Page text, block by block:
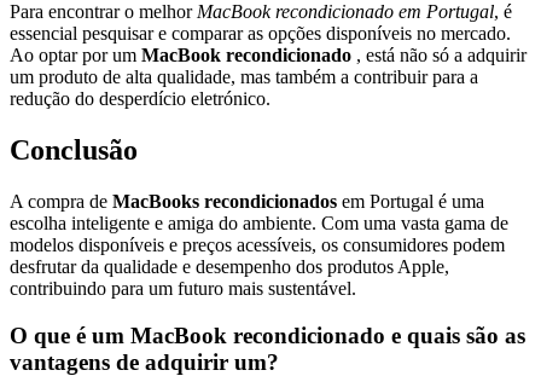
Para encontrar o melhor MacBook recondicionado em Portugal, é
essencial pesquisar e comparar as opções disponíveis no mercado.
Ao optar por um MacBook recondicionado , está não só a adquirir
um produto de alta qualidade, mas também a contribuir para a
redução do desperdício eletrónico.
Conclusão
A compra de MacBooks recondicionados em Portugal é uma
escolha inteligente e amiga do ambiente. Com uma vasta gama de
modelos disponíveis e preços acessíveis, os consumidores podem
desfrutar da qualidade e desempenho dos produtos Apple,
contribuindo para um futuro mais sustentável.
O que é um MacBook recondicionado e quais são as
vantagens de adquirir um?